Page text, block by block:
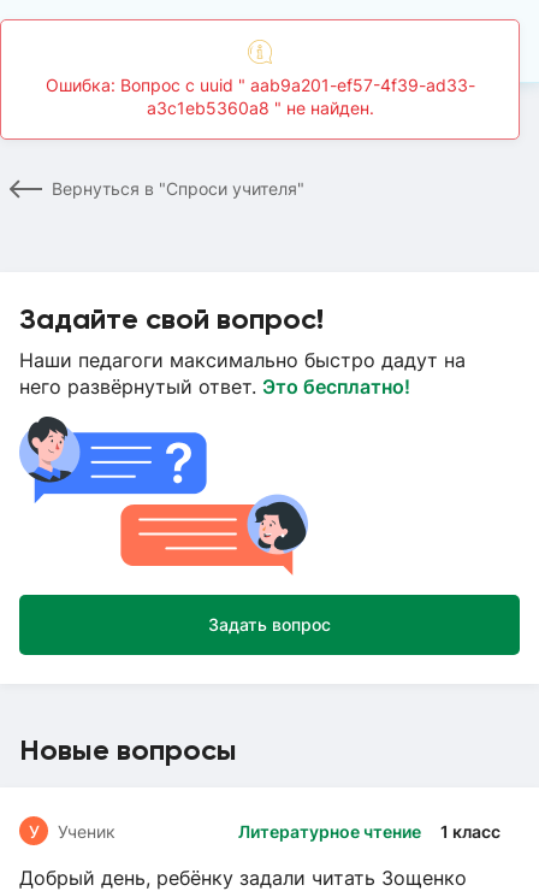
Спроси учителя Страница вопроса
Вернуться в "Спроси учителя"
Задайте свой вопрос!
Наши педагоги максимально быстро дадут на
него развёрнутый ответ. Это бесплатно!
Задать вопрос
Новые вопросы
Литературное чтение 1 класс
У Ученик
Добрый день, ребёнку задали читать Зощенко